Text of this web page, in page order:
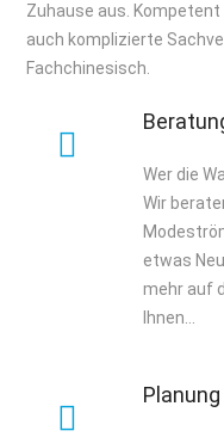
Zuhause aus.
auch komplizierte
Fachchinesisch.
Wer die
Wir
etwas
mehr auf
Ihnen...